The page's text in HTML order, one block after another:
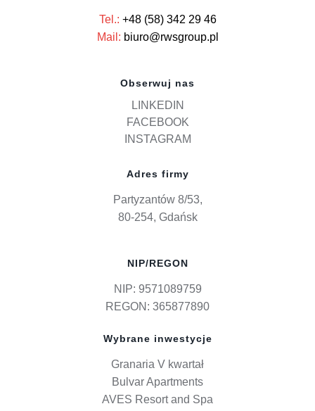
Tel.: +48 (58) 342 29 46
Mail: biuro@rwsgroup.pl
Obserwuj nas
LINKEDIN
FACEBOOK
INSTAGRAM
Adres firmy
Partyzantów 8/53,
80-254, Gdańsk
NIP/REGON
NIP: 9571089759
REGON: 365877890
Wybrane inwestycje
Granaria V kwartał
Bulvar Apartments
AVES Resort and Spa